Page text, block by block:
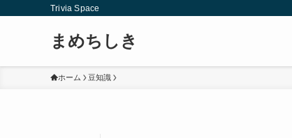
Trivia Space
まめちしき
ホーム 豆知識